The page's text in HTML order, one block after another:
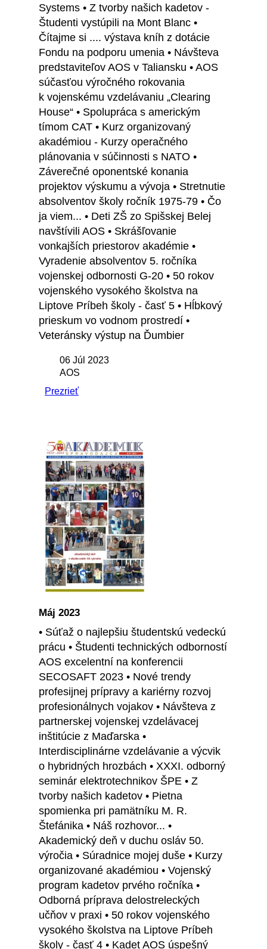
Systems • Z tvorby našich kadetov -
Študenti vystúpili na Mont Blanc •
Čítajme si .... výstava kníh z dotácie
Fondu na podporu umenia • Návšteva
predstaviteľov AOS v Taliansku • AOS
súčasťou výročného rokovania
k vojenskému vzdelávaniu „Clearing
House“ • Spolupráca s americkým
tímom CAT • Kurz organizovaný
akadémiou - Kurzy operačného
plánovania v súčinnosti s NATO •
Záverečné oponentské konania
projektov výskumu a vývoja • Stretnutie
absolventov školy ročník 1975-79 • Čo
ja viem... • Deti ZŠ zo Spišskej Belej
navštívili AOS • Skrášľovanie
vonkajších priestorov akadémie •
Vyradenie absolventov 5. ročníka
vojenskej odbornosti G-20 • 50 rokov
vojenského vysokého školstva na
Liptove Príbeh školy - časť 5 • Hĺbkový
prieskum vo vodnom prostredí •
Veteránsky výstup na Ďumbier
06 Júl 2023
AOS
Prezrieť
Máj 2023
• Súťaž o najlepšiu študentskú vedeckú
prácu • Študenti technických odborností
AOS excelentní na konferencii
SECOSAFT 2023 • Nové trendy
profesijnej prípravy a kariérny rozvoj
profesionálnych vojakov • Návšteva z
partnerskej vojenskej vzdelávacej
inštitúcie z Maďarska •
Interdisciplinárne vzdelávanie a výcvik
o hybridných hrozbách • XXXI. odborný
seminár elektrotechnikov ŠPE • Z
tvorby našich kadetov • Pietna
spomienka pri pamätníku M. R.
Štefánika • Náš rozhovor... •
Akademický deň v duchu osláv 50.
výročia • Súradnice mojej duše • Kurzy
organizované akadémiou • Vojenský
program kadetov prvého ročníka •
Odborná príprava delostreleckých
učňov v praxi • 50 rokov vojenského
vysokého školstva na Liptove Príbeh
školy - časť 4 • Kadet AOS úspešný